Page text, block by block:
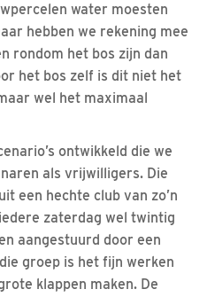
water moesten
hebben we rekening mee
rondom het bos zijn dan
het bos zelf is dit niet het
wel het maximaal
ontwikkeld die we
als vrijwilligers. Die
een hechte club van zo’n
zaterdag wel twintig
aangestuurd door een
groep is het fijn werken
klappen maken. De